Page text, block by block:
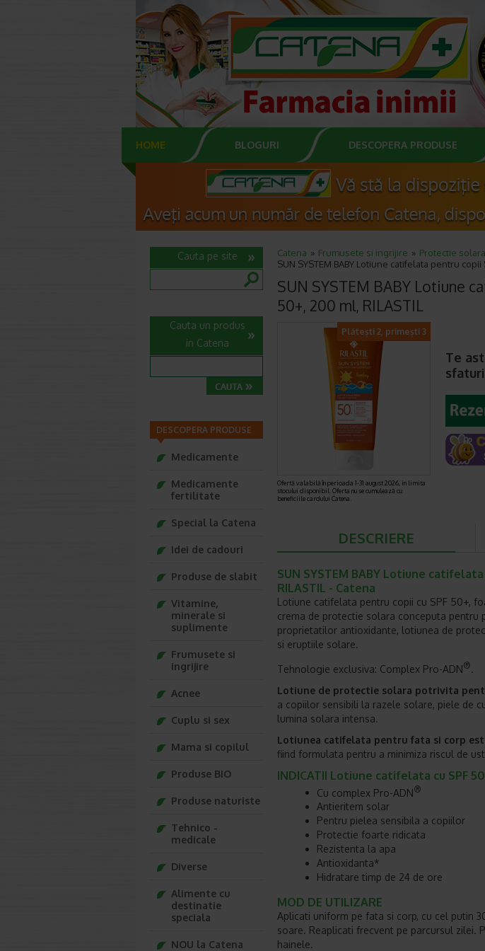
HOME BLOGURI DESCOPERA PRODUSE
Catena Frumusete si ingrijire
Protectie solara
SUN SYSTEM BABY Lotiune catifelata pentru copii
SUN SYSTEM BABY Lotiune
50+, 200 ml, RILASTIL
Plătești 2, primești 3
Ofertă valabilă în perioada 1-31 august 2026, in limita
stocului disponibil. Oferta nu se cumulează cu
beneficiile cardului Catena.
Te
DESCRIERE
SUN SYSTEM BABY Lotiune
RILASTIL - Catena
Lotiune catifelata pentru copii cu SPF 50+,
crema de protectie solara conceputa pentru
proprietatilor antioxidante, lotiunea de
si eruptiile solare.
Tehnologie exclusiva: Complex Pro-ADN®.
Lotiune de protectie solara potrivita
a copiilor sensibili la razele solare, piele de
lumina solara intensa.
Lotiunea catifelata pentru fata si corp
fiind formulata pentru a minimiza riscul de
INDICATII Lotiune catifelata cu SPF
Cu complex Pro-ADN®
Antieritem solar
Pentru pielea sensibila a copiilor
Protectie foarte ridicata
Rezistenta la apa
Antioxidanta*
Hidratare timp de 24 de ore
MOD DE UTILIZARE
Aplicati uniform pe fata si corp, cu cel putin
soare. Reaplicati frecvent pe parcursul zilei.
hainele.
Cauta pe site
Cauta un produs
in Catena
DESCOPERA PRODUSE
Medicamente
Medicamente
fertilitate
Special la Catena
Idei de cadouri
Produse de slabit
Vitamine,
minerale si
suplimente
Frumusete si
ingrijire
Acnee
Cuplu si sex
Mama si copilul
Produse BIO
Produse naturiste
Tehnico -
medicale
Diverse
Alimente cu
destinatie
speciala
NOU la Catena